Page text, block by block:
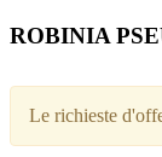
ROBINIA
Le richieste